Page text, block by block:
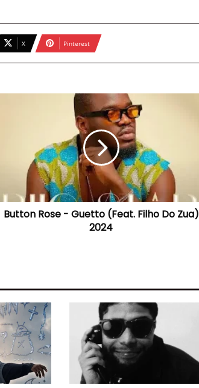
X Pinterest
Button Rose - Guetto (Feat. Filho Do Zua)
2024